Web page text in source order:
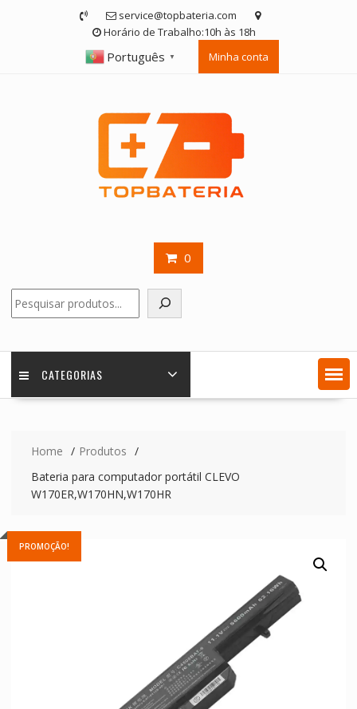
service@topbateria.com
Horário de Trabalho:10h às 18h
Português ▼ Minha conta
0
CATEGORIAS
Home
Produtos
Bateria para computador portátil CLEVO
W170ER,W170HN,W170HR
PROMOÇÃO!